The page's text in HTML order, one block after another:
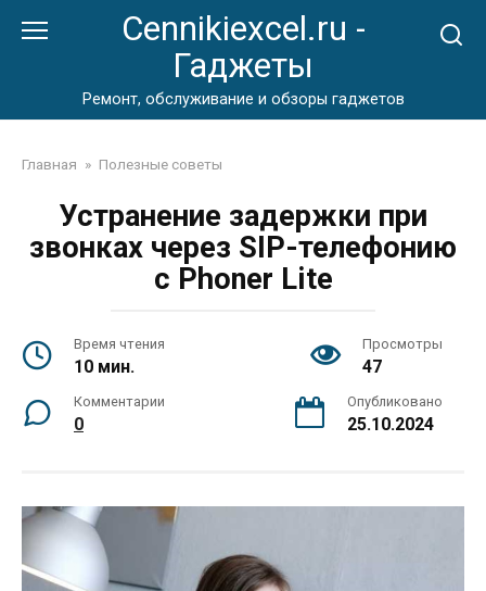
Cennikiexcel.ru -
Гаджеты
Ремонт, обслуживание и обзоры гаджетов
Главная » Полезные советы
Устранение задержки при
звонках через SIP-телефонию
с Phoner Lite
Время чтения
10 мин.
Просмотры
47
Комментарии
0
Опубликовано
25.10.2024